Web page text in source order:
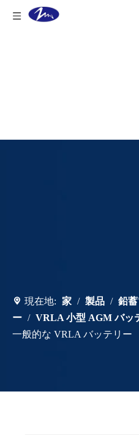
現在地: 家 / 製品 / 鉛
ー / VRLA 小型 AGM バッ
一般的な VRLA バッテリー